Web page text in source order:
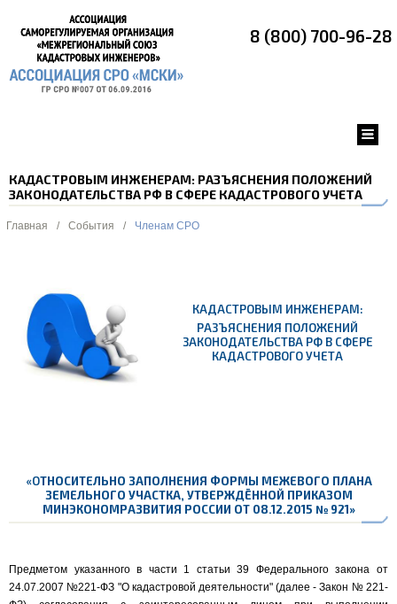
8 (800) 700-96-28
КАДАСТРОВЫМ ИНЖЕНЕРАМ: РАЗЪЯСНЕНИЯ ПОЛОЖЕНИЙ
ЗАКОНОДАТЕЛЬСТВА РФ В СФЕРЕ КАДАСТРОВОГО УЧЕТА
Главная / События / Членам СРО
КАДАСТРОВЫМ ИНЖЕНЕРАМ:
РАЗЪЯСНЕНИЯ ПОЛОЖЕНИЙ
ЗАКОНОДАТЕЛЬСТВА РФ В СФЕРЕ
КАДАСТРОВОГО УЧЕТА
«ОТНОСИТЕЛЬНО ЗАПОЛНЕНИЯ ФОРМЫ МЕЖЕВОГО ПЛАНА
ЗЕМЕЛЬНОГО УЧАСТКА, УТВЕРЖДЁННОЙ ПРИКАЗОМ
МИНЭКОНОМРАЗВИТИЯ РОССИИ ОТ 08.12.2015 № 921»
Предметом указанного в части 1 статьи 39 Федерального закона от
24.07.2007 №221-ФЗ "О кадастровой деятельности" (далее - Закон № 221-